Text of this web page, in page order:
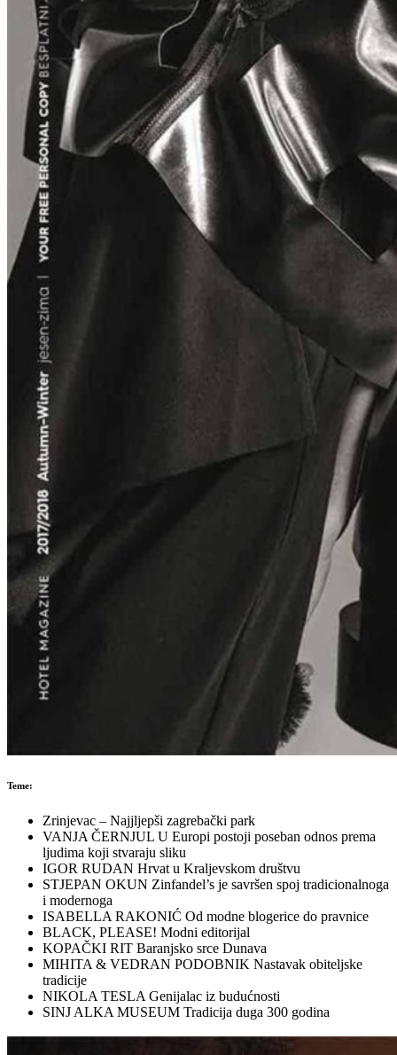
Teme:
Zrinjevac – Najjljepši zagrebački park
VANJA ČERNJUL U Europi postoji poseban odnos prema
ljudima koji stvaraju sliku
IGOR RUDAN Hrvat u Kraljevskom društvu
STJEPAN OKUN Zinfandel’s je savršen spoj tradicionalnoga
i modernoga
ISABELLA RAKONIĆ Od modne blogerice do pravnice
BLACK, PLEASE! Modni editorijal
KOPAČKI RIT Baranjsko srce Dunava
MIHITA & VEDRAN PODOBNIK Nastavak obiteljske
tradicije
NIKOLA TESLA Genijalac iz budućnosti
SINJ ALKA MUSEUM Tradicija duga 300 godina